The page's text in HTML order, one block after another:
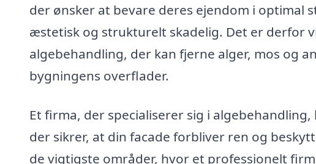
der ønsker at bevare deres ejendom i optimal
æstetisk og strukturelt skadelig. Det er derfor
algebehandling, der kan fjerne alger, mos og
bygningens overflader.
Et firma, der specialiserer sig i
der sikrer, at din facade forbliver ren og
de vigtigste områder, hvor et professionelt